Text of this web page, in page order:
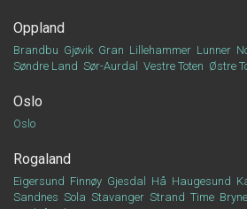
Oppland
Brandbu Gjøvik Gran Lillehammer Lunner
Søndre Land Sør-Aurdal Vestre Toten Østre
Oslo
Oslo
Rogaland
Eigersund Finnøy Gjesdal Hå Haugesund
Sandnes Sola Stavanger Strand Time Bryne